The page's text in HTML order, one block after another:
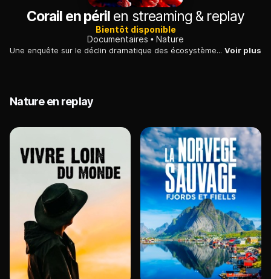
Corail en péril en streaming & replay
Bientôt disponible
Documentaires
Nature
Une enquête sur le déclin dramatique des écosystèmes mondiaux de récifs coralliens et l'impact sur les populations humaines qui en dépendent. Voir plus
Nature en replay